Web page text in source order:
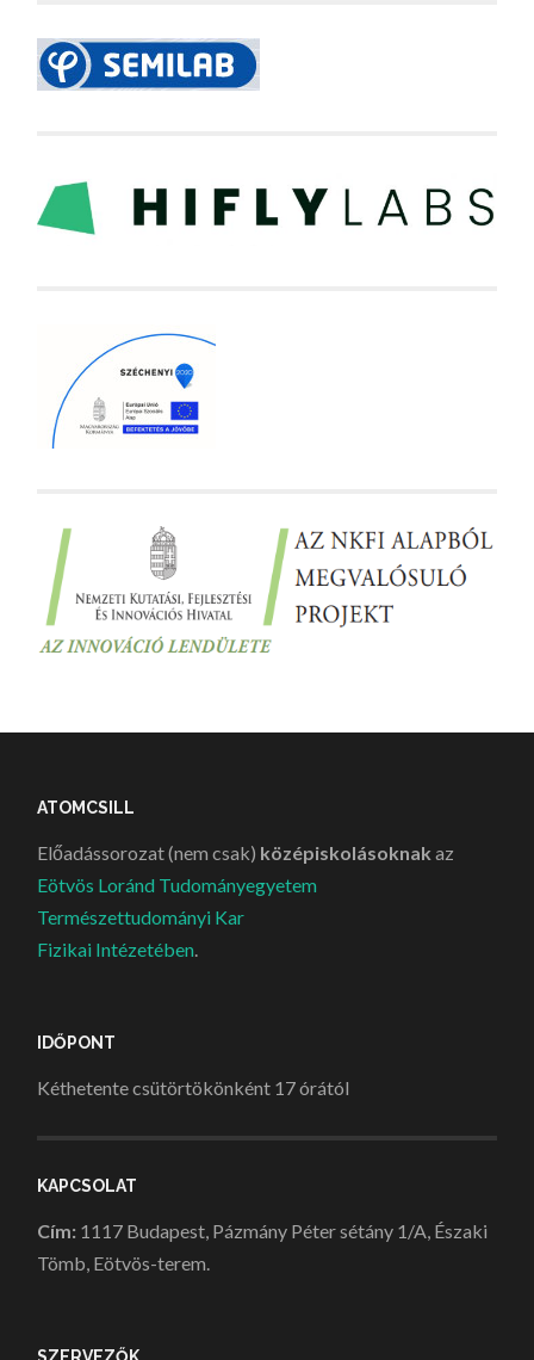
ATOMCSILL
Előadássorozat (nem csak) középiskolásoknak az
Eötvös Loránd Tudományegyetem
Természettudományi Kar
Fizikai Intézetében
IDŐPONT
Kéthetente csütörtökönként 17 órától
KAPCSOLAT
Cím: 1117 Budapest, Pázmány Péter sétány 1/A, Északi
Tömb, Eötvös-terem.